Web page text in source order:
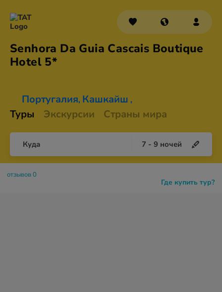
Senhora Da Guia Cascais Boutique
Hotel 5*
Португалия, Кашкайш ,
Туры Экскурсии Страны мира
Куда 7 - 9 ночей
Где купить тур?
отзывов 0